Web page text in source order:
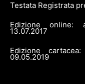
Testata Registrata
Edizione online:
13.07.2017
Edizione
09.05.2019